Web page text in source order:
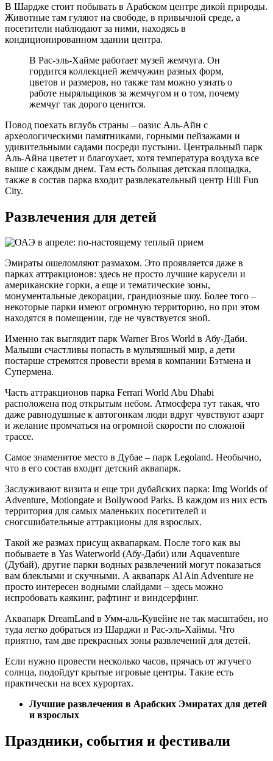
В Шардже стоит побывать в Арабском центре дикой природы.
Животные там гуляют на свободе, в привычной среде, а
посетители наблюдают за ними, находясь в
кондиционированном здании центра.
В Рас-эль-Хайме работает музей жемчуга. Он
гордится коллекцией жемчужин разных форм,
цветов и размеров, но также там можно узнать о
работе ныряльщиков за жемчугом и о том, почему
жемчуг так дорого ценится.
Повод поехать вглубь страны – оазис Аль-Айн с
археологическими памятниками, горными пейзажами и
удивительными садами посреди пустыни. Центральный парк
Аль-Айна цветет и благоухает, хотя температура воздуха все
выше с каждым днем. Там есть большая детская площадка,
также в состав парка входит развлекательный центр Hili Fun
City.
Развлечения для детей
Эмираты ошеломляют размахом. Это проявляется даже в
парках аттракционов: здесь не просто лучшие карусели и
американские горки, а еще и тематические зоны,
монументальные декорации, грандиозные шоу. Более того –
некоторые парки имеют огромную территорию, но при этом
находятся в помещении, где не чувствуется зной.
Именно так выглядит парк Warner Bros World в Абу-Даби.
Малыши счастливы попасть в мультяшный мир, а дети
постарше стремятся провести время в компании Бэтмена и
Супермена.
Часть аттракционов парка Ferrari World Abu Dhabi
расположена под открытым небом. Атмосфера тут такая, что
даже равнодушные к автогонкам люди вдруг чувствуют азарт
и желание промчаться на огромной скорости по сложной
трассе.
Самое знаменитое место в Дубае – парк Legoland. Необычно,
что в его состав входит детский аквапарк.
Заслуживают визита и еще три дубайских парка: Img Worlds of
Adventure, Motiongate и Bollywood Parks. В каждом из них есть
территория для самых маленьких посетителей и
сногсшибательные аттракционы для взрослых.
Такой же размах присущ аквапаркам. После того как вы
побываете в Yas Waterworld (Абу-Даби) или Aquaventure
(Дубай), другие парки водных развлечений могут показаться
вам блеклыми и скучными. А аквапарк Al Ain Adventure не
просто интересен водными слайдами – здесь можно
испробовать каякинг, рафтинг и виндсерфинг.
Аквапарк DreamLand в Умм-аль-Кувейне не так масштабен, но
туда легко добраться из Шарджи и Рас-эль-Хаймы. Что
приятно, там две прекрасных зоны развлечений для детей.
Если нужно провести несколько часов, прячась от жгучего
солнца, подойдут крытые игровые центры. Такие есть
практически на всех курортах.
Лучшие развлечения в Арабских Эмиратах для детей
и взрослых
Праздники, события и фестивали